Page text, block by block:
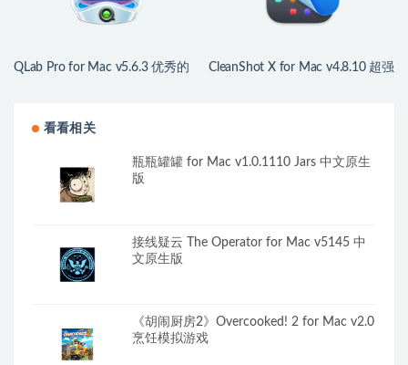
QLab Pro for Mac v5.6.3 优秀的
CleanShot X for Mac v4.8.10 超强
看看相关
瓶瓶罐罐 for Mac v1.0.1110 Jars 中文原生
版
接线疑云 The Operator for Mac v5145 中
文原生版
《胡闹厨房2》Overcooked! 2 for Mac v2.0
烹饪模拟游戏